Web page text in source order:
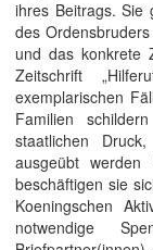
ihres Beitrags. Sie
des
und das konkrete
Zeitschrift
exemplarischen
Familien
staatlichen
ausgeübt
beschäftigen sie
Koeningschen
notwendige